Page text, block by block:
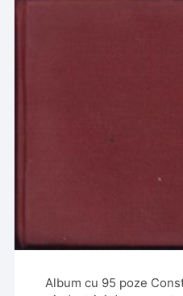
Album cu 95 poze